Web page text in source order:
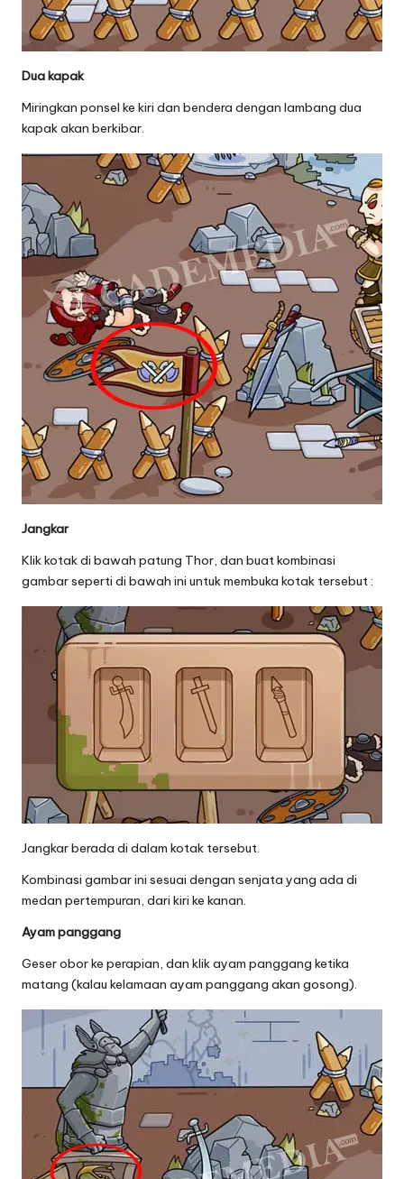
Dua kapak
Miringkan ponsel ke kiri dan bendera dengan lambang dua
kapak akan berkibar.
Jangkar
Klik kotak di bawah patung Thor, dan buat kombinasi
gambar seperti di bawah ini untuk membuka kotak tersebut :
Jangkar berada di dalam kotak tersebut.
Kombinasi gambar ini sesuai dengan senjata yang ada di
medan pertempuran, dari kiri ke kanan.
Ayam panggang
Geser obor ke perapian, dan klik ayam panggang ketika
matang (kalau kelamaan ayam panggang akan gosong).